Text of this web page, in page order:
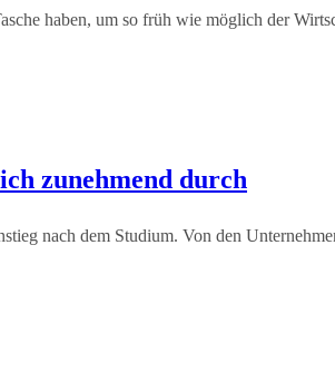
haben, um so früh wie möglich der
zunehmend durch
nach dem Studium. Von den